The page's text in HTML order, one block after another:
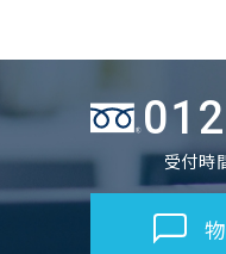
受付時